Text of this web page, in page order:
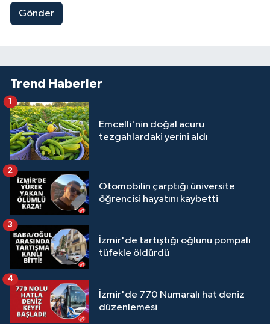
Gönder
Trend Haberler
Emcelli'nin doğal acuru
tezgahlardaki yerini aldı
1
Otomobilin çarptığı üniversite
öğrencisi hayatını kaybetti
2
İzmir'de tartıştığı oğlunu pompalı
tüfekle öldürdü
3
İzmir'de 770 Numaralı hat deniz
düzenlemesi
4